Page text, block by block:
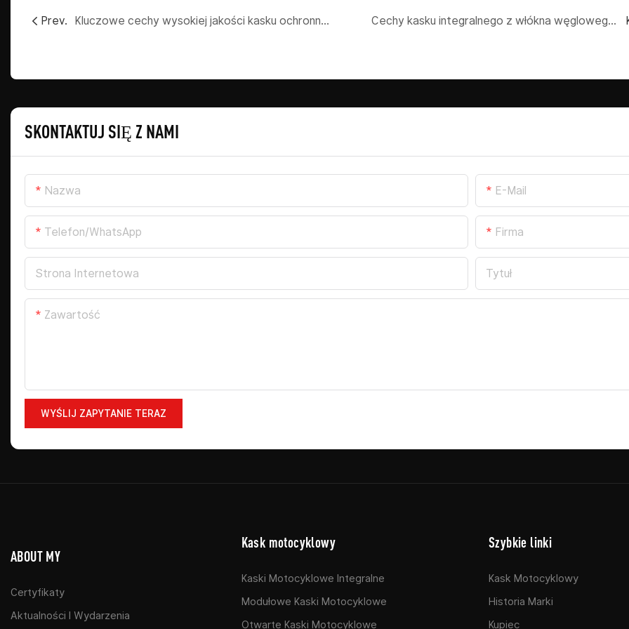
Prev. Kluczowe cechy wysokiej jakości kasku ochronnego z włókna węglowego wpływające na zamówienia Cechy kasku integralnego z włókna węglowego, które kształtują standardy bezpieczeństwa motocyklistów na całym świecie
SKONTAKTUJ SIĘ Z NAMI
Nazwa E-Mail
Telefon/WhatsApp Firma
Strona Internetowa Tytuł
Zawartość
WYŚLIJ ZAPYTANIE TERAZ
ABOUT MY
Certyfikaty
Aktualności I Wydarzenia
Kask motocyklowy
Kaski Motocyklowe Integralne
Modułowe Kaski Motocyklowe
Otwarte Kaski Motocyklowe​
Szybkie linki
Kask Motocyklowy
Historia Marki
Kupiec